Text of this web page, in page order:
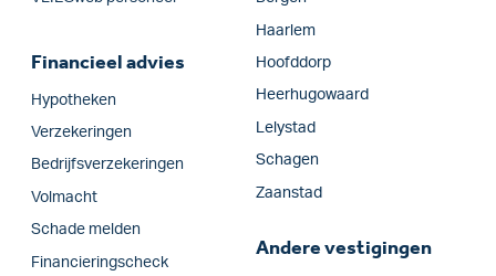
Financieel advies
Hypotheken
Verzekeringen
Bedrijfs­verzekeringen
Volmacht
Schade melden
Financieringscheck
Haarlem
Hoofddorp
Heerhugowaard
Lelystad
Schagen
Zaanstad
Andere vestigingen